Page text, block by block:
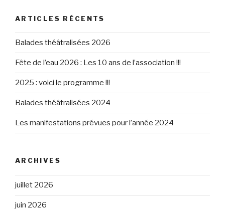
ARTICLES RÉCENTS
Balades théâtralisées 2026
Fête de l’eau 2026 : Les 10 ans de l’association !!!
2025 : voici le programme !!!
Balades théâtralisées 2024
Les manifestations prévues pour l’année 2024
ARCHIVES
juillet 2026
juin 2026